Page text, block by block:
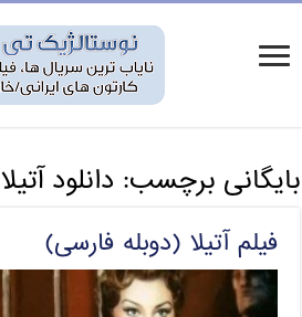
بایگانی برچسب: دانلود آتیلا
فیلم آتیلا (دوبله فارسی)